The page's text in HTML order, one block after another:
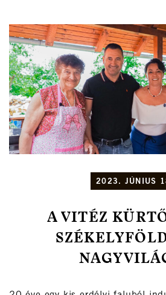
2023. JÚNIUS
A VITÉZ